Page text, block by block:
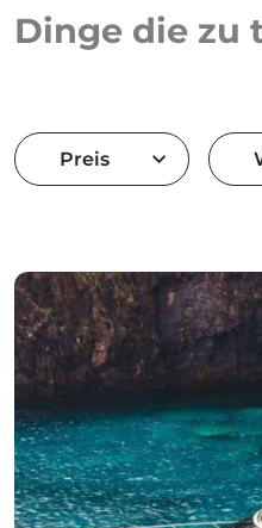
Dinge die zu
Preis